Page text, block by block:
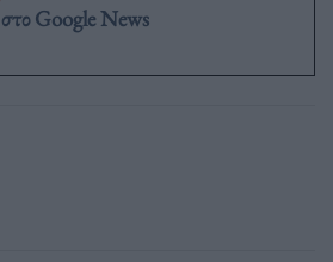
στο Google News